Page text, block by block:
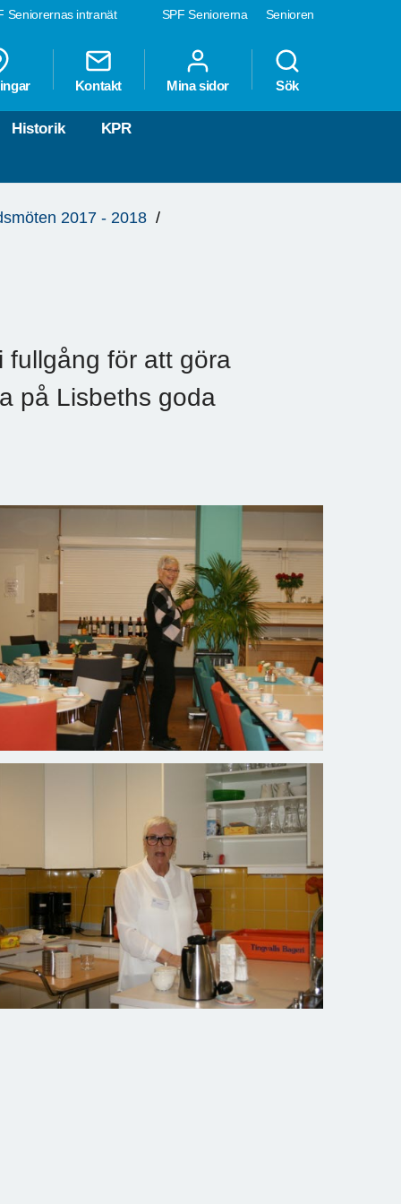
SPF Seniorerna Senioren
Seniorernas intranät
Kontakt Mina sidor Sök
Historik KPR
2017 - 2018
fullgång för att göra
på Lisbeths goda